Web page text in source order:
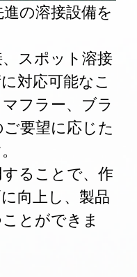
の溶接設備を
スポット溶接
対応可能なこ
フラー、ブラ
要望に応じた
ることで、作
向上し、製品
とができま